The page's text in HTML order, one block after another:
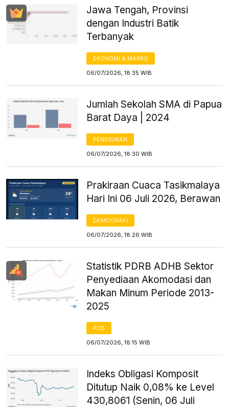
Jawa Tengah, Provinsi
dengan Industri Batik
Terbanyak
EKONOMI & MAKRO
06/07/2026, 18:35 WIB
Jumlah Sekolah SMA di Papua
Barat Daya | 2024
PENDIDIKAN
06/07/2026, 18:30 WIB
Prakiraan Cuaca Tasikmalaya
Hari Ini 06 Juli 2026, Berawan
DEMOGRAFI
06/07/2026, 18:26 WIB
Statistik PDRB ADHB Sektor
Penyediaan Akomodasi dan
Makan Minum Periode 2013-
2025
PDB
06/07/2026, 18:15 WIB
Indeks Obligasi Komposit
Ditutup Naik 0,08% ke Level
430,8061 (Senin, 06 Juli